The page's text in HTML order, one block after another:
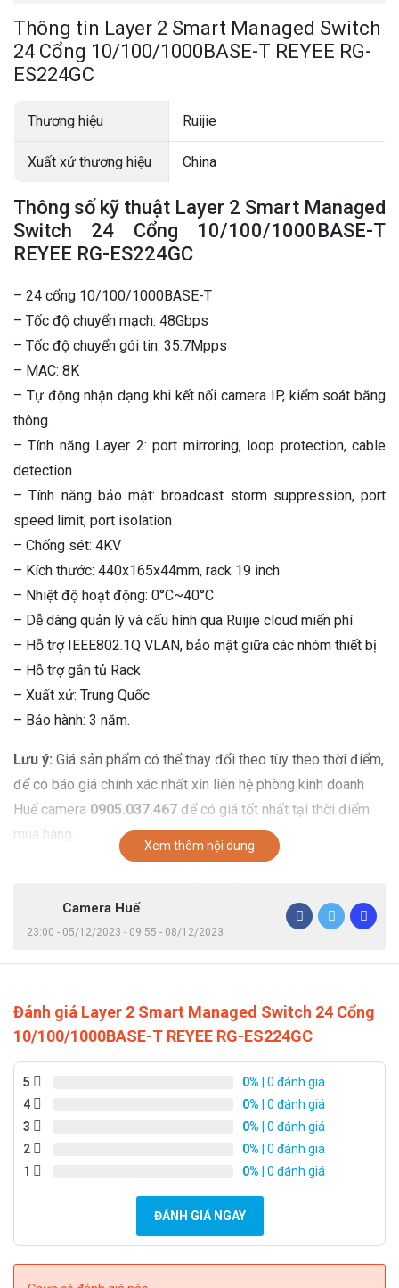
Thông tin Layer 2 Smart Managed Switch
24 Cổng 10/100/1000BASE-T REYEE RG-
ES224GC
Thương hiệu Ruijie
Xuất xứ thương hiệu China
Thông số kỹ thuật Layer 2 Smart Managed
Switch 24 Cổng 10/100/1000BASE-T
REYEE RG-ES224GC
– 24 cổng 10/100/1000BASE-T
– Tốc độ chuyển mạch: 48Gbps
– Tốc độ chuyển gói tin: 35.7Mpps
– MAC: 8K
– Tự động nhận dạng khi kết nối camera IP, kiểm soát băng
thông.
– Tính năng Layer 2: port mirroring, loop protection, cable
detection
– Tính năng bảo mật: broadcast storm suppression, port
speed limit, port isolation
– Chống sét: 4KV
– Kích thước: 440x165x44mm, rack 19 inch
– Nhiệt độ hoạt động: 0°C~40°C
– Dễ dàng quản lý và cấu hình qua Ruijie cloud miến phí
– Hỗ trợ IEEE802.1Q VLAN, bảo mật giữa các nhóm thiết bị
– Hỗ trợ gắn tủ Rack
– Xuất xứ: Trung Quốc.
– Bảo hành: 3 năm.
Lưu ý: Giá sản phẩm có thể thay đổi theo tùy theo thời điểm,
để có báo giá chính xác nhất xin liên hệ phòng kinh doanh
Huế camera 0905.037.467 để có giá tốt nhất tại thời điểm
mua hàng.
Xem thêm nội dung
Camera Huế
23:00 - 05/12/2023 - 09:55 - 08/12/2023
Đánh giá Layer 2 Smart Managed Switch 24 Cổng
10/100/1000BASE-T REYEE RG-ES224GC
5 0% | 0 đánh giá
4
0% | 0 đánh giá
3
0% | 0 đánh giá
2
0% | 0 đánh giá
1
0% | 0 đánh giá
ĐÁNH GIÁ NGAY